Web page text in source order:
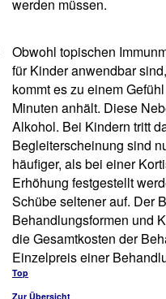
werden müssen.
Obwohl topischen
für Kinder anwendbar
kommt es zu einem
Minuten anhält. Diese
Alkohol. Bei Kindern tritt
Begleiterscheinung sind
häufiger, als bei einer
Erhöhung festgestellt
Schübe seltener auf. Der
Behandlungsformen und
die Gesamtkosten der
Einzelpreis einer
Top
Zur Übersicht